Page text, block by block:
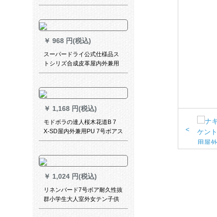
性抜群を兼用した个性的なア
似合う】
￥ 968 円(税込)
スーパードライ公式仕様品ス
トシリズ合成皮革屋内外兼用
大人7号ボムボックス74-
り保険が付きます】
￥ 1,168 円(税込)
モドボラの達人桜木花道B 7
X-SD屋内外兼用PU 7号ボアス
タンダードバークボックスボ
￥ 1,024 円(税込)
リネンバード7号ボア耐久性抜
群小学生大人室外女テン子供
バーク143 PUドレッシーズズ
<